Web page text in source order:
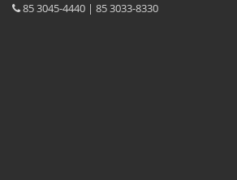
85 3045-4440 | 85 3033-8330